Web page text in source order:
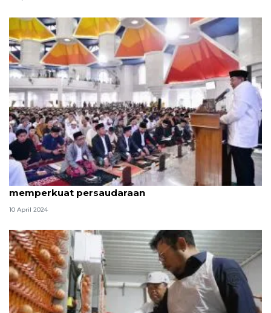
Pj Gubernur Sulsel: Idul Fitri momentum
memperkuat persaudaraan
10 April 2024